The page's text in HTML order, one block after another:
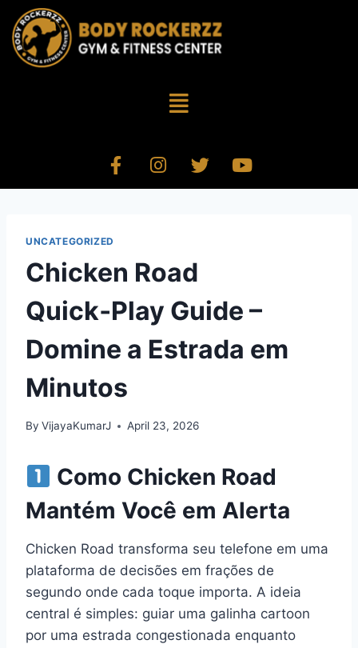
UNCATEGORIZED
Chicken Road
Quick‑Play Guide –
Domine a Estrada em
Minutos
By VijayaKumarJ April 23, 2026
Como Chicken Road
Mantém Você em Alerta
Chicken Road transforma seu telefone em uma
plataforma de decisões em frações de
segundo onde cada toque importa. A ideia
central é simples: guiar uma galinha cartoon
por uma estrada congestionada enquanto